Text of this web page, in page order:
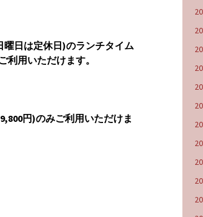
日は定休日)のランチタイム
利用いただけます。
円)のみご利用いただけま